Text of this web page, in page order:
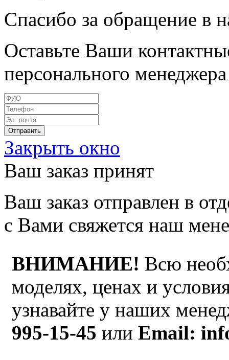
Спасибо за обращение в
Оставьте Ваши
персонального
Закрыть окно
Ваш заказ принят
Ваш заказ отправлен в
с Вами свяжется наш
ВНИМАНИЕ! Всю
моделях, ценах и
узнавайте у наших
995-15-45 или Email: